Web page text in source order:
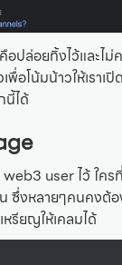
ปล่อยทิ้งไว้และไ
อโน้มน้าวให้เรา
นี้ได้
user ไว้ ใคร
ซึ่งหลายๆคนคงต้
รียญให้เคลมได้